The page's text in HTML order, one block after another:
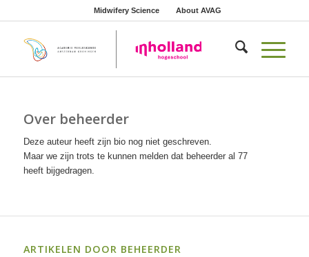
Midwifery Science About AVAG
Over beheerder
Deze auteur heeft zijn bio nog niet geschreven.
Maar we zijn trots te kunnen melden dat beheerderal 77
heeft bijgedragen.
ARTIKELEN DOOR BEHEERDER